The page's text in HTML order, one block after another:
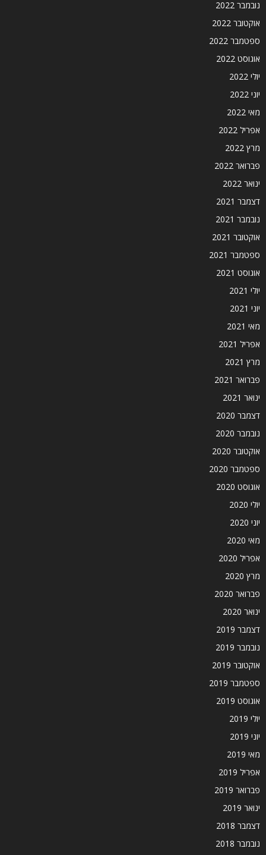
נובמבר 2022
אוקטובר 2022
ספטמבר 2022
אוגוסט 2022
יולי 2022
יוני 2022
מאי 2022
אפריל 2022
מרץ 2022
פברואר 2022
ינואר 2022
דצמבר 2021
נובמבר 2021
אוקטובר 2021
ספטמבר 2021
אוגוסט 2021
יולי 2021
יוני 2021
מאי 2021
אפריל 2021
מרץ 2021
פברואר 2021
ינואר 2021
דצמבר 2020
נובמבר 2020
אוקטובר 2020
ספטמבר 2020
אוגוסט 2020
יולי 2020
יוני 2020
מאי 2020
אפריל 2020
מרץ 2020
פברואר 2020
ינואר 2020
דצמבר 2019
נובמבר 2019
אוקטובר 2019
ספטמבר 2019
אוגוסט 2019
יולי 2019
יוני 2019
מאי 2019
אפריל 2019
פברואר 2019
ינואר 2019
דצמבר 2018
נובמבר 2018